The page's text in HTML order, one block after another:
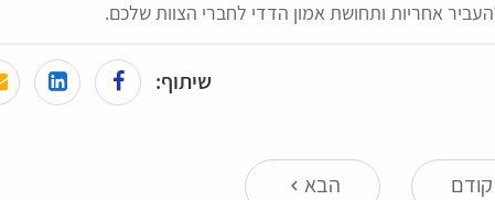
אחריות ותחושת אמון הדדי לחברי הצוות שלכם.
שיתוף:
קודם הבא keyboard_arrow_left